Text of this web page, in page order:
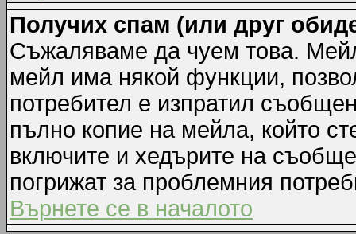
Получих спам (или друг
Съжаляваме да чуем това.
мейл има някой функции,
потребител е изпратил
пълно копие на мейла, който
включите и хедърите на
погрижат за проблемния
Върнете се в началото